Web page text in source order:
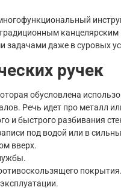
задачами даже в суровых
ручек
обусловлена
Речь идет про металл
и быстрого разбивания
под водой или в
вверх.
покрытия.